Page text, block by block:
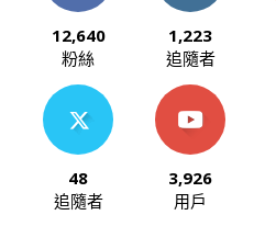
12,640
粉絲
1,223
追隨者
48
追隨者
3,926
用戶